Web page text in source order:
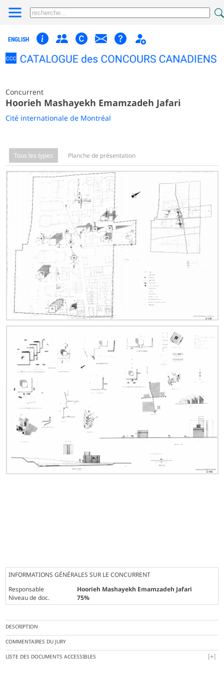
ENGLISH
Concurrent
Hoorieh Mashayekh Emamzadeh Jafari
Cité internationale de Montréal
Tous les types Planche de présentation
INFORMATIONS GÉNÉRALES SUR LE CONCURRENT
Responsable
Hoorieh Mashayekh Emamzadeh Jafari
Niveau de doc.
75%
DESCRIPTION
COMMENTAIRES DU JURY
LISTE DES DOCUMENTS ACCESSIBLES